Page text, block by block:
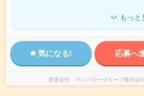
もっと
気になる! 応募へ
派遣会社 マンパワーグループ株式会